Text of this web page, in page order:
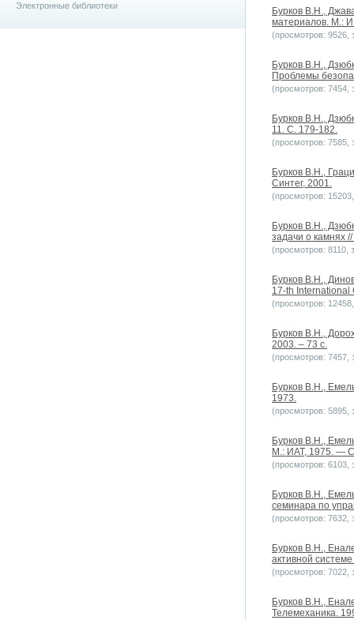
Электронные библиотеки
Бурков В.Н.,
материалов. М.:
(просмотров: 9526,
Бурков В.Н.,
Проблемы
(просмотров: 7454,
Бурков В.Н.,
11. С. 179-182.
(просмотров: 7585,
Бурков В.Н.,
Синтег, 2001.
(просмотров:
Бурков В.Н.,
задачи о камнях
(просмотров: 8110,
Бурков В.Н.,
17-th International
(просмотров:
Бурков В.Н.,
2003. – 73 с.
(просмотров: 7457,
Бурков В.Н.,
1973.
(просмотров: 5895,
Бурков В.Н.,
М.: ИАТ, 1975. —
(просмотров: 6103,
Бурков В.Н.,
семинара по
(просмотров: 7632,
Бурков В.Н.,
активной
(просмотров: 7022,
Бурков В.Н.,
Телемеханика.